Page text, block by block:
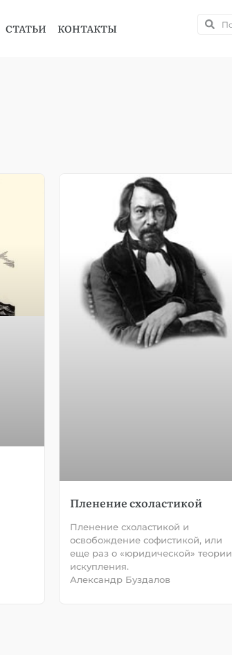
СТАТЬИ КОНТАКТЫ
Пленение схоластикой
Пленение схоластикой и
освобождение софистикой, или
еще раз о «юридической» теории
искупления.
Александр Буздалов